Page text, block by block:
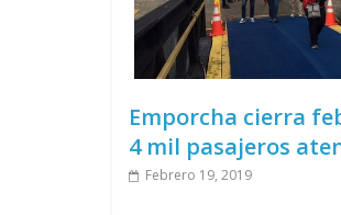
Emporcha cierra
4 mil pasajeros
Febrero 19, 2019